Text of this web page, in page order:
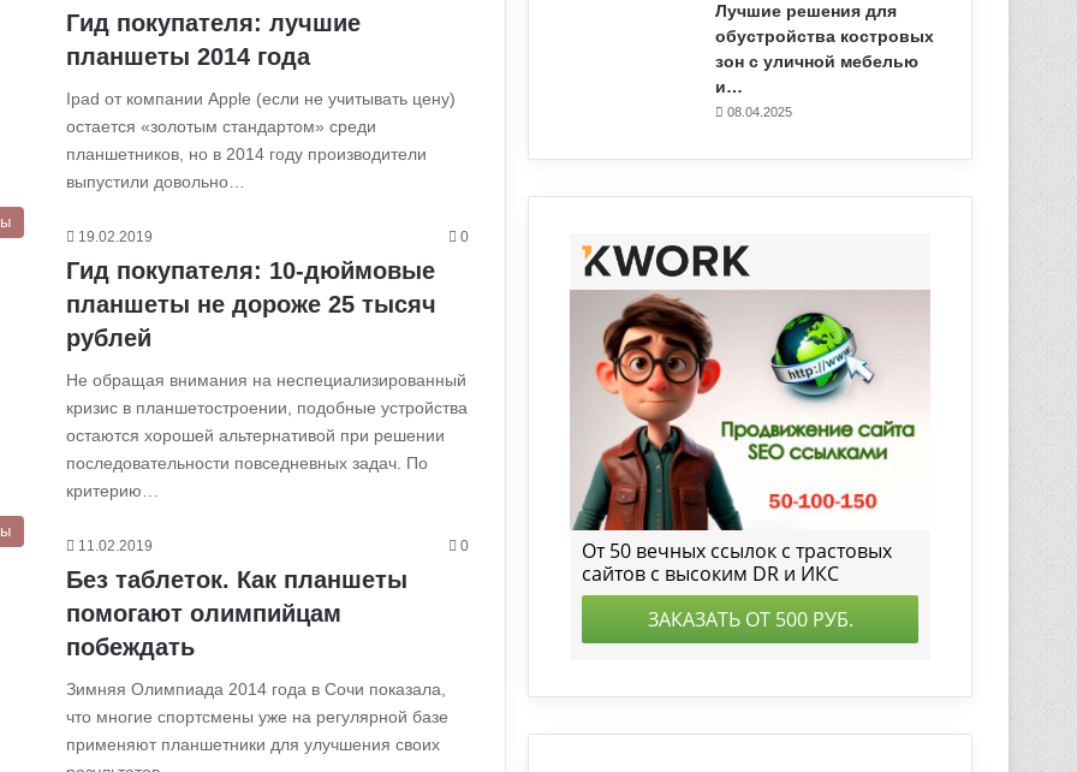
Гид покупателя: лучшие
планшеты 2014 года
Ipad от компании Apple (если не учитывать цену)
остается «золотым стандартом» среди
планшетников, но в 2014 году производители
выпустили довольно…
19.02.2019 0
Гид покупателя: 10-дюймовые
планшеты не дороже 25 тысяч
рублей
Не обращая внимания на неспециализированный
кризис в планшетостроении, подобные устройства
остаются хорошей альтернативой при решении
последовательности повседневных задач. По
критерию…
11.02.2019 0
Без таблеток. Как планшеты
помогают олимпийцам
побеждать
Зимняя Олимпиада 2014 года в Сочи показала,
что многие спортсмены уже на регулярной базе
применяют планшетники для улучшения своих
Лучшие решения для
обустройства костровых
зон с уличной мебелью
и…
08.04.2025